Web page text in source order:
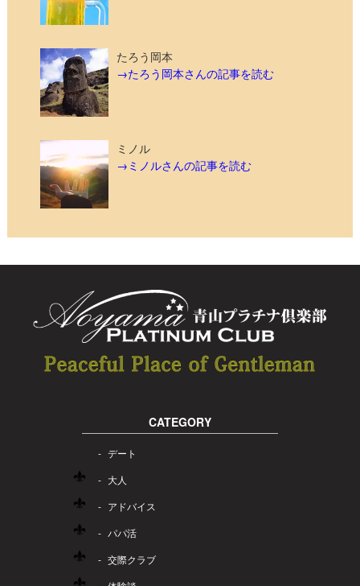
たろう岡本
→たろう岡本さんの記事を読む
ミノル
→ミノルさんの記事を読む
CATEGORY
デート
大人
アドバイス
パパ活
交際クラブ